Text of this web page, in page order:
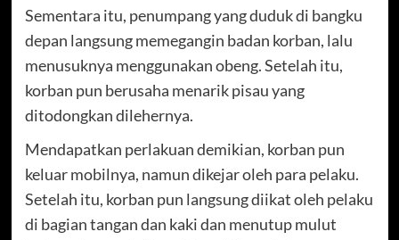
Sementara itu, penumpang yang duduk di bangku
depan langsung memegangin badan korban, lalu
menusuknya menggunakan obeng. Setelah itu,
korban pun berusaha menarik pisau yang
ditodongkan dilehernya.
Mendapatkan perlakuan demikian, korban pun
keluar mobilnya, namun dikejar oleh para pelaku.
Setelah itu, korban pun langsung diikat oleh pelaku
di bagian tangan dan kaki dan menutup mulut